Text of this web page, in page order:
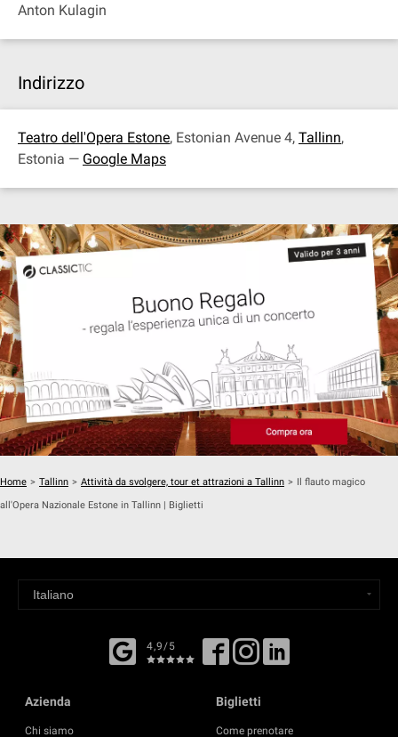
Anton Kulagin
Indirizzo
Teatro dell'Opera Estone, Estonian Avenue 4, Tallinn,
Estonia — Google Maps
Home > Tallinn > Attività da svolgere, tour et attrazioni a Tallinn > Il flauto magico
all'Opera Nazionale Estone in Tallinn | Biglietti
4,9/5
Azienda
Chi siamo
Biglietti
Come prenotare